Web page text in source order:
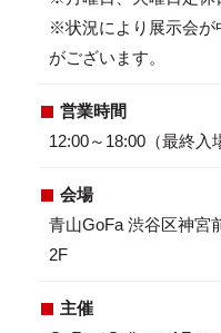
※状況により展示会が
がございます。
営業時間
12:00～18:00（最終入
会場
青山GoFa 渋谷区神宮
2F
主催